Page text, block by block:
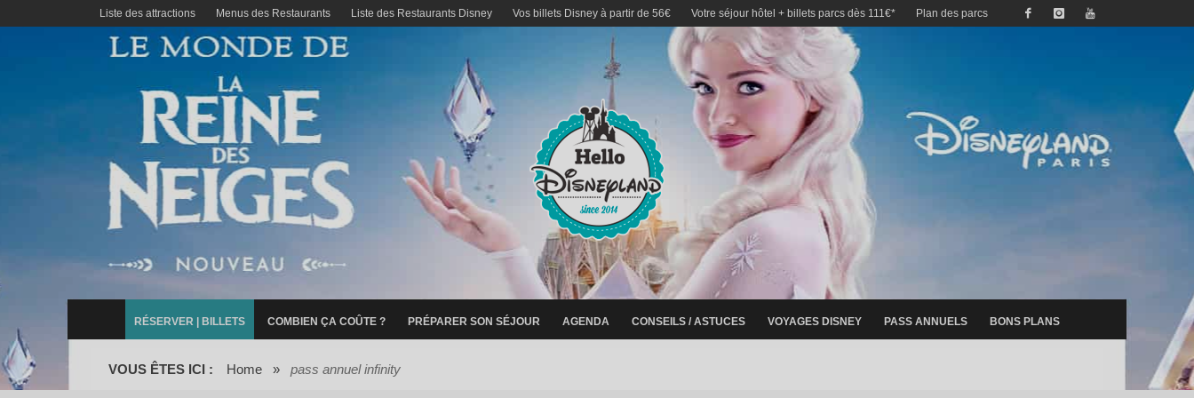
Liste des attractions Menus des Restaurants Liste des Restaurants Disney Vos billets Disney à partir de 56€ Votre séjour hôtel + billets parcs dès 111€* Plan des parcs
RÉSERVER | BILLETS COMBIEN ÇA COÛTE ? PRÉPARER SON SÉJOUR AGENDA CONSEILS / ASTUCES VOYAGES DISNEY PASS ANNUELS BONS PLANS
VOUS ÊTES ICI : Home » pass annuel infinity